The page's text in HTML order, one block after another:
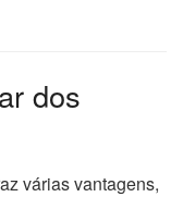
dos
várias vantagens,